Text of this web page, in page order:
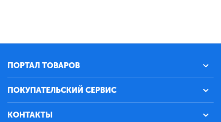
ПОРТАЛ ТОВАРОВ
ПОКУПАТЕЛЬСКИЙ СЕРВИС
КОНТАКТЫ